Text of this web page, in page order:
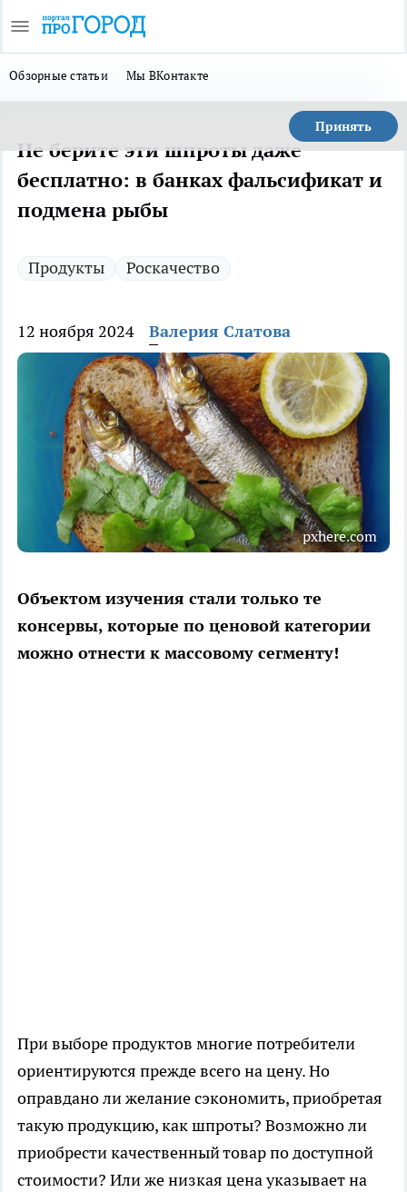
Обзорные статьи Мы ВКонтакте
Принять
Не берите эти шпроты даже
бесплатно: в банках фальсификат и
подмена рыбы
Продукты Роскачество
12 ноября 2024 Валерия Слатова
pxhere.com
Объектом изучения стали только те
консервы, которые по ценовой категории
можно отнести к массовому сегменту!
При выборе продуктов многие потребители
ориентируются прежде всего на цену. Но
оправдано ли желание сэкономить, приобретая
такую продукцию, как шпроты? Возможно ли
приобрести качественный товар по доступной
стоимости? Или же низкая цена указывает на